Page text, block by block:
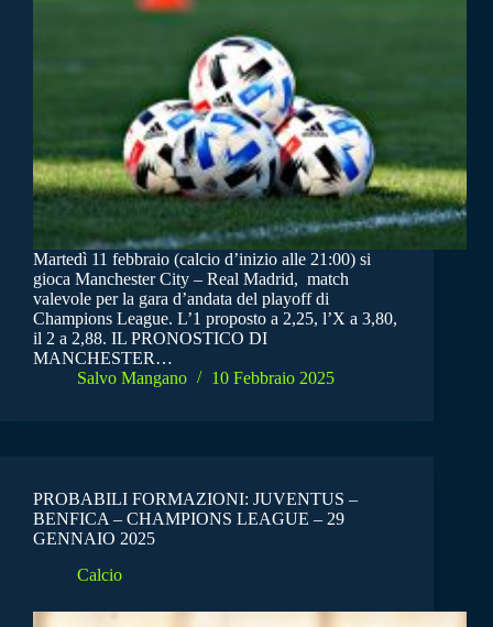
Martedì 11 febbraio (calcio d’inizio alle 21:00) si
gioca Manchester City – Real Madrid, match
valevole per la gara d’andata del playoff di
Champions League. L’1 proposto a 2,25, l’X a 3,80,
il 2 a 2,88. IL PRONOSTICO DI
MANCHESTER…
Salvo Mangano
10 Febbraio 2025
PROBABILI FORMAZIONI: JUVENTUS –
BENFICA – CHAMPIONS LEAGUE – 29
GENNAIO 2025
Calcio